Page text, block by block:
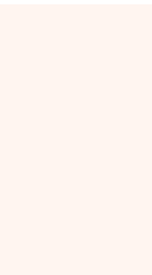
ww. celów – co
Odbiorcą
informacji na
Dane osobowe
informacji na